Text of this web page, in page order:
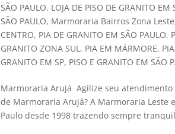
SÃO PAULO, LOJA DE PISO DE GRANITO EM
SÃO PAULO, Marmoraria Bairros Zona Leste
CENTRO, PIA DE GRANITO EM SÃO PAULO,
GRANITO ZONA SUL , PIA EM MÁRMORE,
GRANITO EM SP, PISO E GRANITO EM SÃO
Marmoraria Arujá Agilize seu atendimento
de Marmoraria Arujá? A Marmoraria Leste
Paulo desde 1998 trazendo sempre